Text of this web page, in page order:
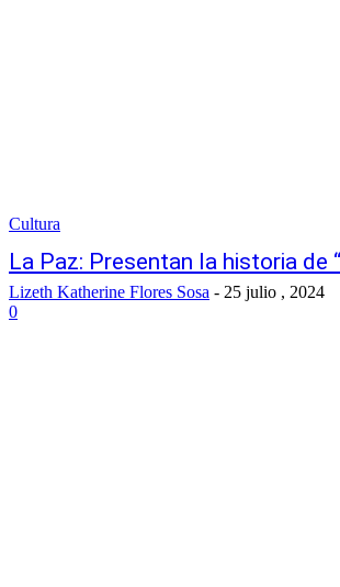
Cultura
La Paz: Presentan la historia de
Lizeth Katherine Flores Sosa - 25 julio , 2024
0